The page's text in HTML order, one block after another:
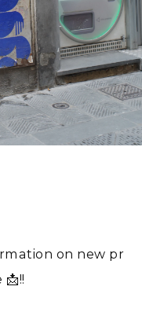
on new pr